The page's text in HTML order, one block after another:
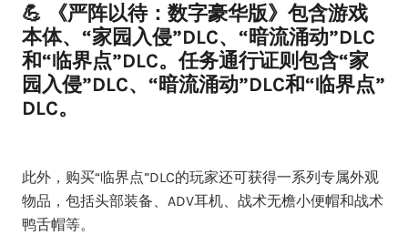
💪 《严阵以待：数字豪华版》包含游戏
本体、“家园入侵”DLC、“暗流涌动”DLC
和“临界点”DLC。任务通行证则包含“家
园入侵”DLC、“暗流涌动”DLC和“临界点”
DLC。
此外，购买“临界点”DLC的玩家还可获得一系列专属外观
物品，包括头部装备、ADV耳机、战术无檐小便帽和战术
鸭舌帽等。